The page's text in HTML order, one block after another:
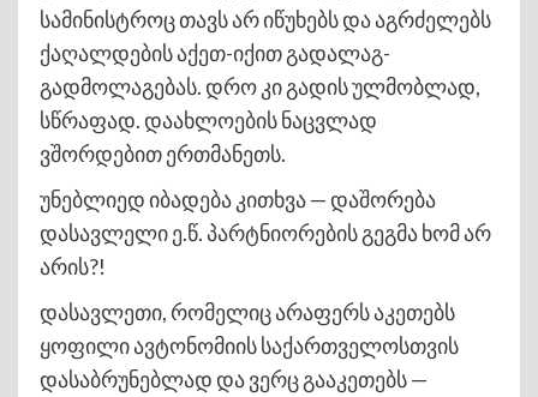
სამინისტროც თავს არ იწუხებს და აგრძელებს
ქაღალდების აქეთ-იქით გადალაგ-
გადმოლაგებას. დრო კი გადის ულმობლად,
სწრაფად. დაახლოების ნაცვლად
ვშორდებით ერთმანეთს.
უნებლიედ იბადება კითხვა — დაშორება
დასავლელი ე.წ. პარტნიორების გეგმა ხომ არ
არის?!
დასავლეთი, რომელიც არაფერს აკეთებს
ყოფილი ავტონომიის საქართველოსთვის
დასაბრუნებლად და ვერც გააკეთებს —